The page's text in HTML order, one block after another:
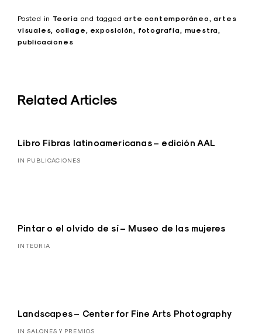
Posted in Teoria and taggedarte contemporáneo artes
visuales collage exposición fotografía muestra
publicaciones
Related Articles
Libro Fibras latinoamericanas – edición AAL
IN PUBLICACIONES
Pintar o el olvido de sí – Museo de las mujeres
IN TEORIA
Landscapes – Center for Fine Arts Photography
IN SALONES Y PREMIOS